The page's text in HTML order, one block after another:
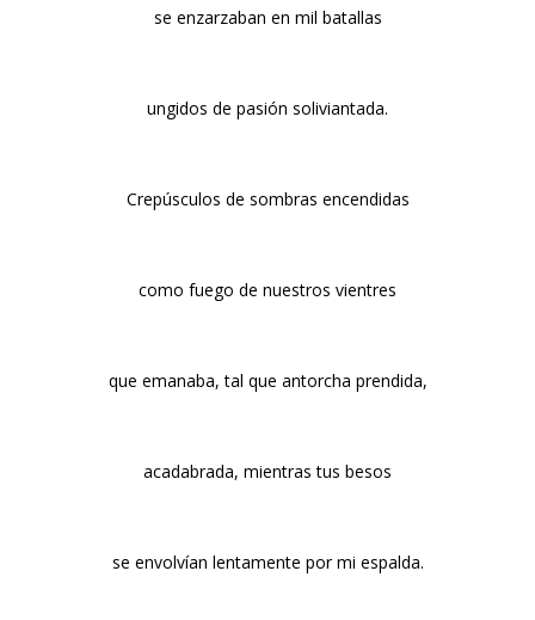
se enzarzaban en mil batallas
ungidos de pasión soliviantada.
Crepúsculos de sombras encendidas
como fuego de nuestros vientres
que emanaba, tal que antorcha prendida,
acadabrada, mientras tus besos
se envolvían lentamente por mi espalda.